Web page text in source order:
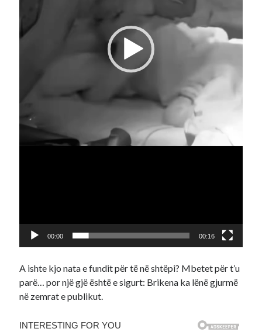
00:00 00:16
A ishte kjo nata e fundit për të në shtëpi? Mbetet për t’u
parë… por një gjë është e sigurt: Brikena ka lënë gjurmë
në zemrat e publikut.